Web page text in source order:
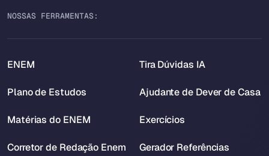
NOSSAS FERRAMENTAS:
ENEM
Plano de Estudos
Matérias do ENEM
Corretor de Redação Enem
Tira Dúvidas IA
Ajudante de Dever de Casa
Exercícios
Gerador Referências